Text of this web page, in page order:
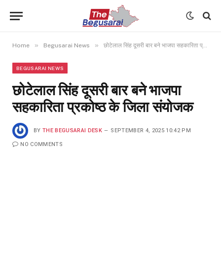
Home » Begusarai News » छोटेलाल सिंह दूसरी बार बने भाजपा सहकारिता प्रकोष्ठ के जिला संयोजक
BEGUSARAI NEWS
छोटेलाल सिंह दूसरी बार बने भाजपा
सहकारिता प्रकोष्ठ के जिला संयोजक
BY THE BEGUSARAI DESK SEPTEMBER 4, 2025 10:42 PM
NO COMMENTS